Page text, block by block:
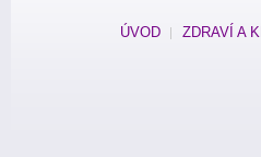
ÚVOD ZDRAVÍ A